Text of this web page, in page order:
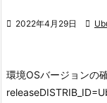
 2022年4月29日 
環境OSバージョンの